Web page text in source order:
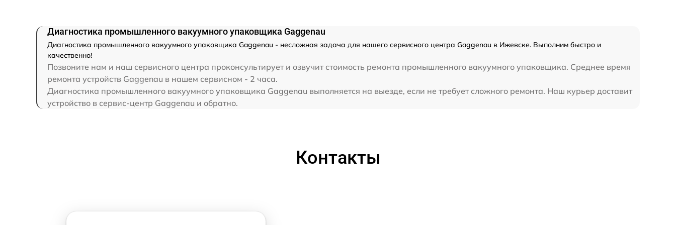
Диагностика промышленного вакуумного упаковщика Gaggenau
Диагностика промышленного вакуумного упаковщика Gaggenau - несложная задача для нашего сервисного центра Gaggenau в Ижевске. Выполним быстро и
качественно!
Позвоните нам и наш сервисного центра проконсультирует и озвучит стоимость ремонта промышленного вакуумного упаковщика. Среднее время
ремонта устройств Gaggenau в нашем сервисном - 2 часа.
Диагностика промышленного вакуумного упаковщика Gaggenau выполняется на выезде, если не требует сложного ремонта. Наш курьер доставит
устройство в сервис-центр Gaggenau и обратно.
Контакты